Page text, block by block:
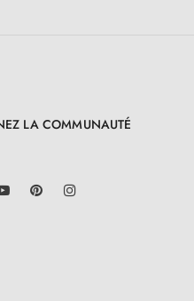
LA COMMUNAUTÉ
YouTube Pinterest